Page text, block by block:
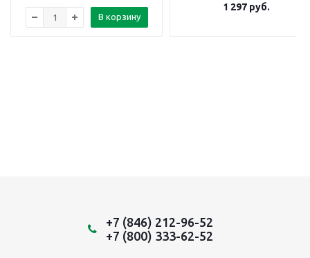
В корзину
1 297руб.
+7 (846) 212-96-52
+7 (800) 333-62-52